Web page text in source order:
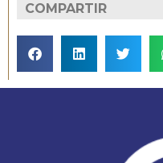
COMPARTIR